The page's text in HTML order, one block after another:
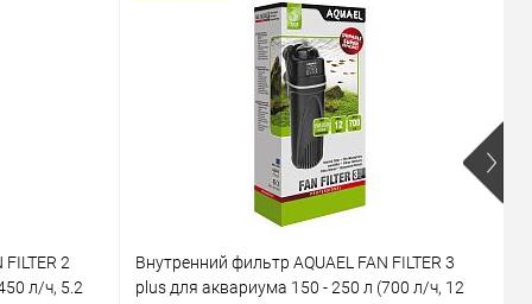
2
л/ч, 5.2
Внутренний фильтр AQUAEL FAN FILTER 3
plus для аквариума 150 - 250 л (700 л/ч, 12